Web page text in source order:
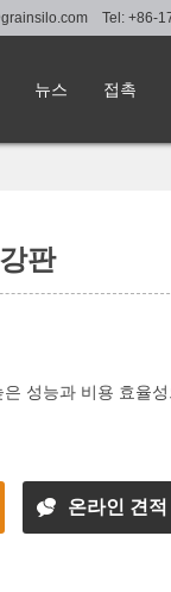
Tel: +86-
뉴스 접촉
판
성능과 비용 효율
온라인 견적